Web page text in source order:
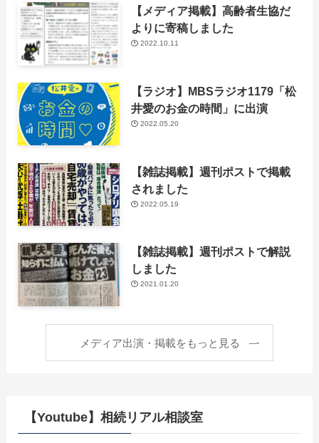
【メディア掲載】高齢者生協だ
よりに寄稿しました
2022.10.11
【ラジオ】MBSラジオ1179「松
井愛のお金の時間」に出演
2022.05.20
【雑誌掲載】週刊ポストで掲載
されました
2022.05.19
【雑誌掲載】週刊ポストで解説
しました
2021.01.20
メディア出演・掲載をもっと見る
【Youtube】相続リアル相談室